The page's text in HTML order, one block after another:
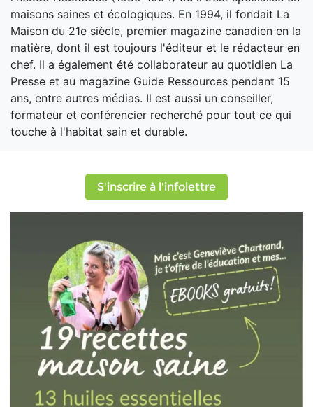
maisons saines et écologiques. En 1994, il fondait La
Maison du 21e siècle, premier magazine canadien en la
matière, dont il est toujours l'éditeur et le rédacteur en
chef. Il a également été collaborateur au quotidien La
Presse et au magazine Guide Ressources pendant 15
ans, entre autres médias. Il est aussi un conseiller,
formateur et conférencier recherché pour tout ce qui
touche à l'habitat sain et durable.
S'inscrire à l'infolettre